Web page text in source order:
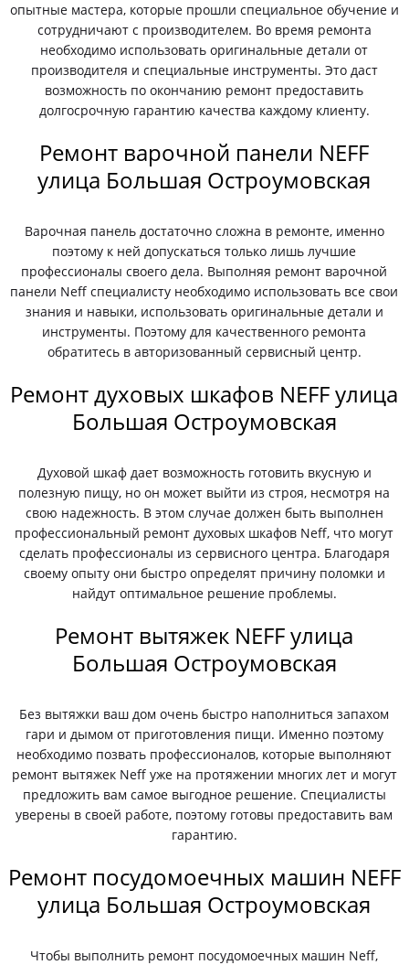
опытные мастера, которые прошли специальное обучение и
сотрудничают с производителем. Во время ремонта
необходимо использовать оригинальные детали от
производителя и специальные инструменты. Это даст
возможность по окончанию ремонт предоставить
долгосрочную гарантию качества каждому клиенту.
Ремонт варочной панели NEFF
улица Большая Остроумовская
Варочная панель достаточно сложна в ремонте, именно
поэтому к ней допускаться только лишь лучшие
профессионалы своего дела. Выполняя ремонт варочной
панели Neff специалисту необходимо использовать все свои
знания и навыки, использовать оригинальные детали и
инструменты. Поэтому для качественного ремонта
обратитесь в авторизованный сервисный центр.
Ремонт духовых шкафов NEFF улица
Большая Остроумовская
Духовой шкаф дает возможность готовить вкусную и
полезную пищу, но он может выйти из строя, несмотря на
свою надежность. В этом случае должен быть выполнен
профессиональный ремонт духовых шкафов Neff, что могут
сделать профессионалы из сервисного центра. Благодаря
своему опыту они быстро определят причину поломки и
найдут оптимальное решение проблемы.
Ремонт вытяжек NEFF улица
Большая Остроумовская
Без вытяжки ваш дом очень быстро наполниться запахом
гари и дымом от приготовления пищи. Именно поэтому
необходимо позвать профессионалов, которые выполняют
ремонт вытяжек Neff уже на протяжении многих лет и могут
предложить вам самое выгодное решение. Специалисты
уверены в своей работе, поэтому готовы предоставить вам
гарантию.
Ремонт посудомоечных машин NEFF
улица Большая Остроумовская
Чтобы выполнить ремонт посудомоечных машин Neff,